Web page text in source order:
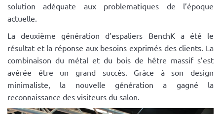
solution adéquate aux problematiques de l’époque
actuelle.
La deuxième génération d’espaliers BenchK a été le
résultat et la réponse aux besoins exprimés des clients. La
combinaison du métal et du bois de hêtre massif s’est
avérée être un grand succès. Grâce à son design
minimaliste, la nouvelle génération a gagné la
reconnaissance des visiteurs du salon.